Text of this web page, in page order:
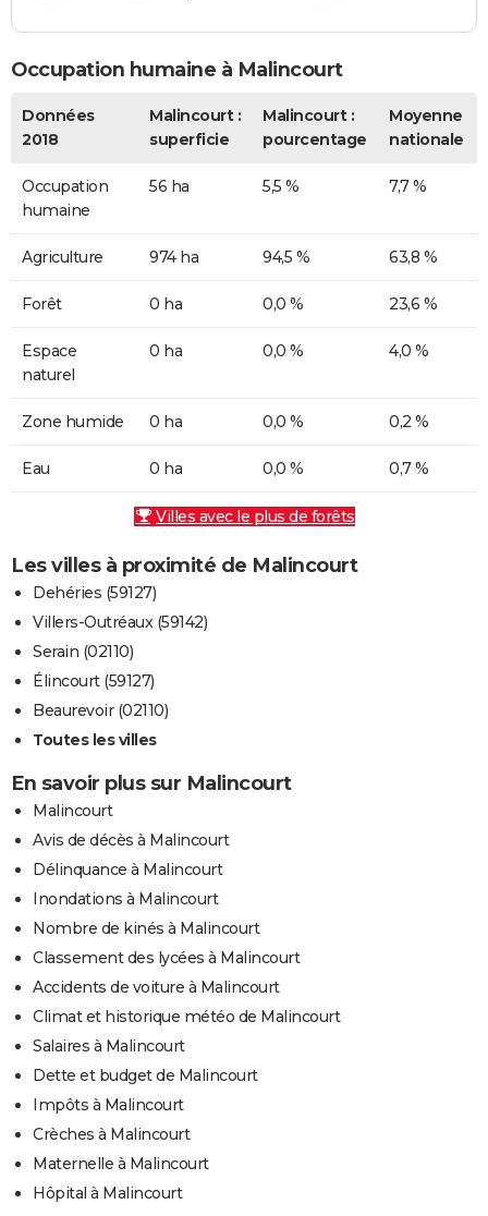
Occupation humaine à Malincourt
Données
2018
Malincourt :
superficie
Malincourt :
pourcentage
Moyenne
nationale
Occupation
humaine
56 ha 5,5 % 7,7 %
Agriculture 974 ha 94,5 % 63,8 %
Forêt 0 ha 0,0 % 23,6 %
Espace
naturel
0 ha 0,0 % 4,0 %
Zone humide 0 ha 0,0 % 0,2 %
Eau 0 ha 0,0 % 0,7 %
Villes avec le plus de forêts
Les villes à proximité de Malincourt
Dehéries (59127)
Villers-Outréaux (59142)
Serain (02110)
Élincourt (59127)
Beaurevoir (02110)
Toutes les villes
En savoir plus sur Malincourt
Malincourt
Avis de décès à Malincourt
Délinquance à Malincourt
Inondations à Malincourt
Nombre de kinés à Malincourt
Classement des lycées à Malincourt
Accidents de voiture à Malincourt
Climat et historique météo de Malincourt
Salaires à Malincourt
Dette et budget de Malincourt
Impôts à Malincourt
Crèches à Malincourt
Maternelle à Malincourt
Hôpital à Malincourt